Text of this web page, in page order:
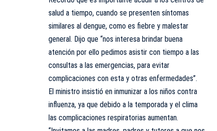
salud a tiempo, cuando se presenten síntomas
similares al dengue, como es fiebre y malestar
general. Dijo que “nos interesa brindar buena
atención por ello pedimos asistir con tiempo a las
consultas a las emergencias, para evitar
complicaciones con esta y otras enfermedades”.
El ministro insistió en inmunizar a los niños contra
influenza, ya que debido a la temporada y el clima
las complicaciones respiratorias aumentan.